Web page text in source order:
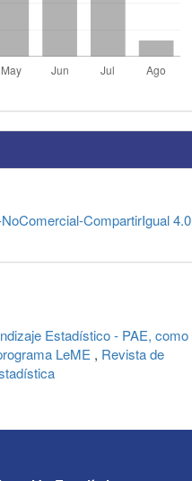
CompartirIgual 4.0
Estadístico - PAE, como
LeME , Revista de